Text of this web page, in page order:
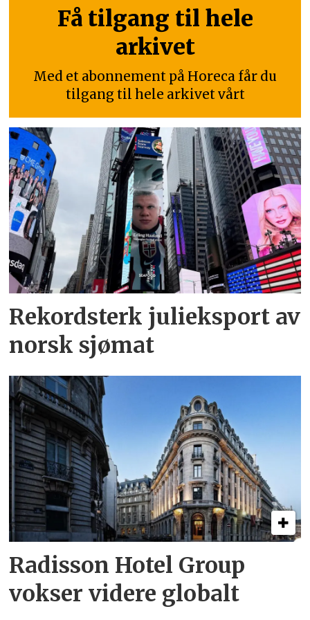
Få tilgang til hele
arkivet
Med et abonnement på Horeca får du
tilgang til hele arkivet vårt
Rekordsterk julieksport av
norsk sjømat
Radisson Hotel Group
vokser videre globalt